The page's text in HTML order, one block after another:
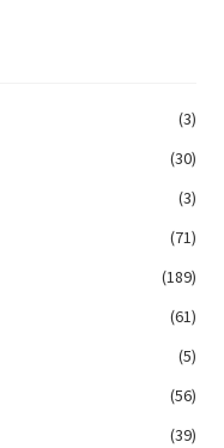
(3)
(30)
(3)
(71)
(189)
(61)
(5)
(56)
(39)